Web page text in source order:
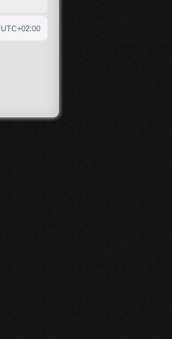
UTC+02:00